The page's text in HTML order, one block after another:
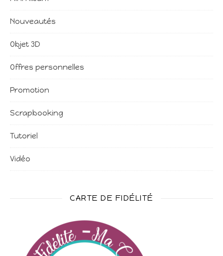
Nouveautés
Objet 3D
Offres personnelles
Promotion
Scrapbooking
Tutoriel
Vidéo
CARTE DE FIDÉLITÉ